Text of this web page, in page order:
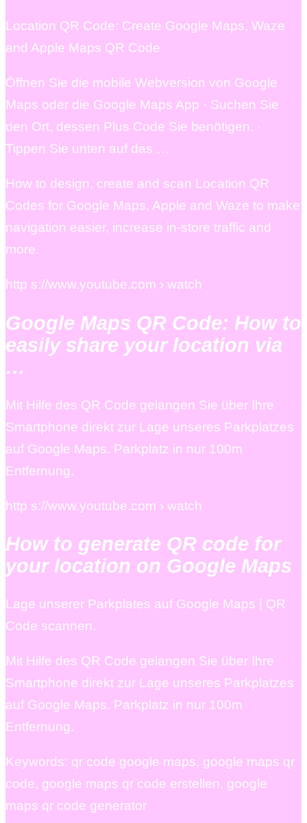
Location QR Code: Create Google Maps, Waze
and Apple Maps QR Code
Öffnen Sie die mobile Webversion von Google
Maps oder die Google Maps App · Suchen Sie
den Ort, dessen Plus Code Sie benötigen. ·
Tippen Sie unten auf das …
How to design, create and scan Location QR
Codes for Google Maps, Apple and Waze to make
navigation easier, increase in-store traffic and
more.
http s://www.youtube.com › watch
Google Maps QR Code: How to
easily share your location via
…
Mit Hilfe des QR Code gelangen Sie über Ihre
Smartphone direkt zur Lage unseres Parkplatzes
auf Google Maps. Parkplatz in nur 100m
Entfernung.
http s://www.youtube.com › watch
How to generate QR code for
your location on Google Maps
Lage unserer Parkplates auf Google Maps | QR
Code scannen.
Mit Hilfe des QR Code gelangen Sie über Ihre
Smartphone direkt zur Lage unseres Parkplatzes
auf Google Maps. Parkplatz in nur 100m
Entfernung.
Keywords: qr code google maps, google maps qr
code, google maps qr code erstellen, google
maps qr code generator